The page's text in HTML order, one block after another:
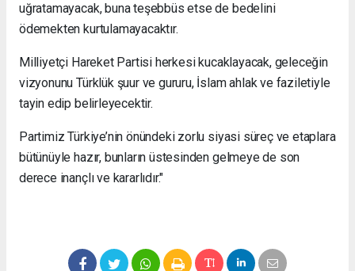
uğratamayacak, buna teşebbüs etse de bedelini
ödemekten kurtulamayacaktır.
Milliyetçi Hareket Partisi herkesi kucaklayacak, geleceğin
vizyonunu Türklük şuur ve gururu, İslam ahlak ve faziletiyle
tayin edip belirleyecektir.
Partimiz Türkiye’nin önündeki zorlu siyasi süreç ve etaplara
bütünüyle hazır, bunların üstesinden gelmeye de son
derece inançlı ve kararlıdır."